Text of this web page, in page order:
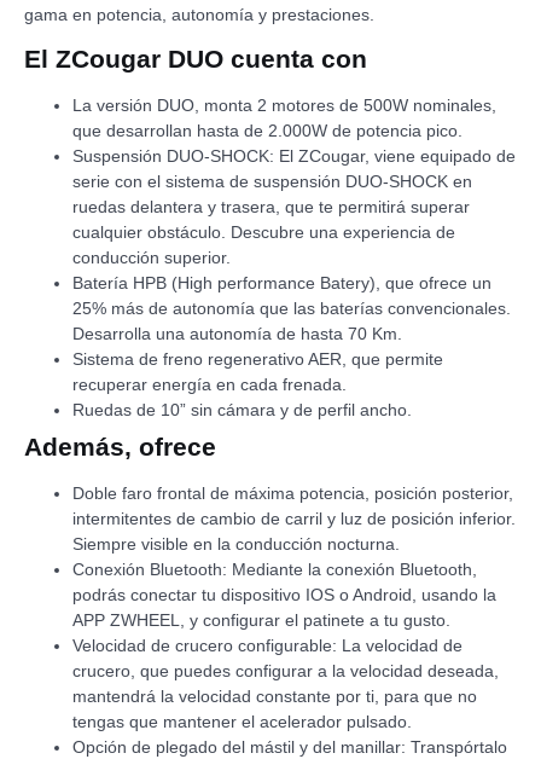
gama en potencia, autonomía y prestaciones.
El ZCougar DUO cuenta con
La versión DUO, monta 2 motores de 500W nominales,
que desarrollan hasta de 2.000W de potencia pico.
Suspensión DUO-SHOCK: El ZCougar, viene equipado de
serie con el sistema de suspensión DUO-SHOCK en
ruedas delantera y trasera, que te permitirá superar
cualquier obstáculo. Descubre una experiencia de
conducción superior.
Batería HPB (High performance Batery), que ofrece un
25% más de autonomía que las baterías convencionales.
Desarrolla una autonomía de hasta 70 Km.
Sistema de freno regenerativo AER, que permite
recuperar energía en cada frenada.
Ruedas de 10” sin cámara y de perfil ancho.
Además, ofrece
Doble faro frontal de máxima potencia, posición posterior,
intermitentes de cambio de carril y luz de posición inferior.
Siempre visible en la conducción nocturna.
Conexión Bluetooth: Mediante la conexión Bluetooth,
podrás conectar tu dispositivo IOS o Android, usando la
APP ZWHEEL, y configurar el patinete a tu gusto.
Velocidad de crucero configurable: La velocidad de
crucero, que puedes configurar a la velocidad deseada,
mantendrá la velocidad constante por ti, para que no
tengas que mantener el acelerador pulsado.
Opción de plegado del mástil y del manillar: Transpórtalo